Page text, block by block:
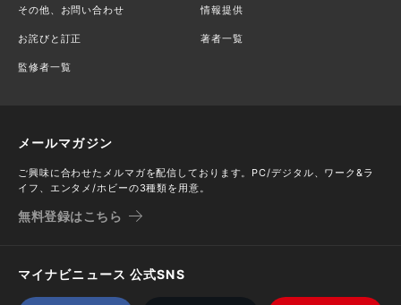
その他、お問い合わせ 情報提供
お詫びと訂正 著者一覧
監修者一覧
メールマガジン
ご興味に合わせたメルマガを配信しております。PC/デジタル、ワーク&ラ
イフ、エンタメ/ホビーの3種類を用意。
無料登録はこちら
マイナビニュース 公式SNS